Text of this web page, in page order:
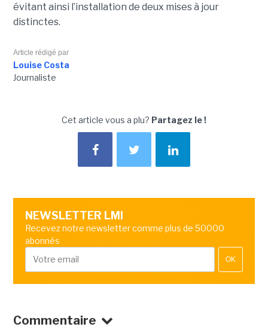
évitant ainsi l’installation de deux mises à jour
distinctes.
Article rédigé par
Louise Costa
Journaliste
Cet article vous a plu? Partagez le !
NEWSLETTER LMI
Recevez notre newsletter comme plus de 50000
abonnés
OK
Commentaire